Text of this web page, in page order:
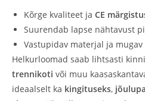
Kõrge kvaliteet ja CE
Suurendab lapse nähtavust
Vastupidav materjal ja
Helkurloomad saab lihtsasti
trennikoti või muu
ideaalselt ka kingituseks,